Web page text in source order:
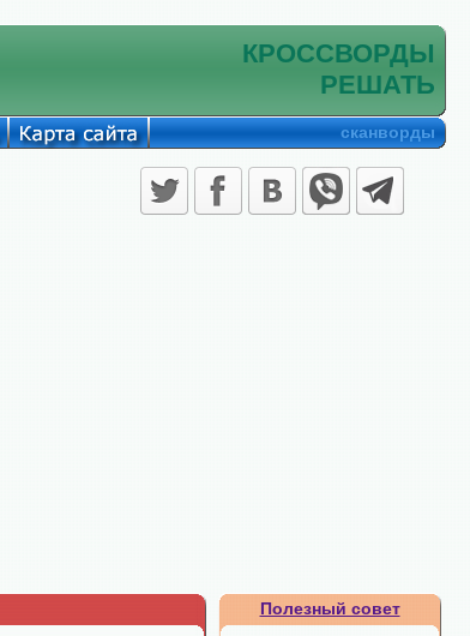
КРОССВОРДЫ
РЕШАТЬ
сканворды
Полезный совет